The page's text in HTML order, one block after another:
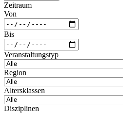
Zeitraum
Von
Bis
Veranstaltungstyp
Region
Altersklassen
Disziplinen